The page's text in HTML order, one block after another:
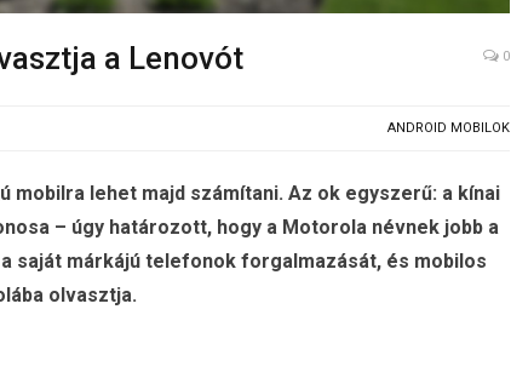
a Lenovót 0
ANDROID MOBILOK
mobilra lehet majd számítani. Az ok egyszerű: a kínai
– úgy határozott, hogy a Motorola névnek jobb a
saját márkájú telefonok forgalmazását, és mobilos
olvasztja.